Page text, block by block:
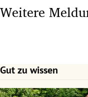
Weitere
Gut zu wissen
Slide 1 von 7